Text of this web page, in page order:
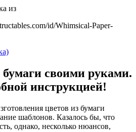
id/Whimsical-Paper-
своими руками.
инструкцией!
цветов из бумаги
шаблонов. Казалось бы, что
однако, несколько нюансов,